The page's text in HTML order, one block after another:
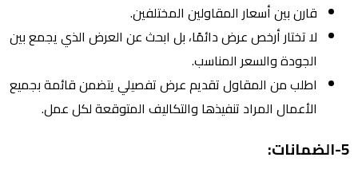
قارن بين أسعار المقاولين المختلفين.
لا تختار أرخص عرض دائمًا، بل ابحث عن العرض الذي يجمع بين
الجودة والسعر المناسب.
اطلب من المقاول تقديم عرض تفصيلي يتضمن قائمة بجميع
الأعمال المراد تنفيذها والتكاليف المتوقعة لكل عمل.
5-الضمانات: